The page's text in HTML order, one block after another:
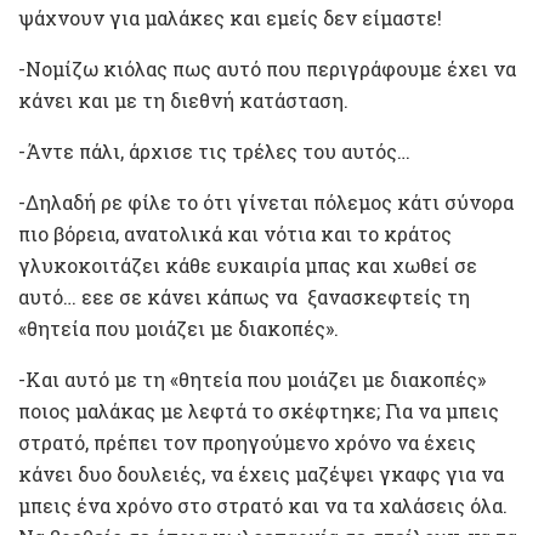
ψάχνουν για μαλάκες και εμείς δεν είμαστε!
-Νομίζω κιόλας πως αυτό που περιγράφουμε έχει να
κάνει και με τη διεθνή κατάσταση.
-Άντε πάλι, άρχισε τις τρέλες του αυτός…
-Δηλαδή ρε φίλε το ότι γίνεται πόλεμος κάτι σύνορα
πιο βόρεια, ανατολικά και νότια και το κράτος
γλυκοκοιτάζει κάθε ευκαιρία μπας και χωθεί σε
αυτό… εεε σε κάνει κάπως να ξανασκεφτείς τη
«θητεία που μοιάζει με διακοπές».
-Και αυτό με τη «θητεία που μοιάζει με διακοπές»
ποιος μαλάκας με λεφτά το σκέφτηκε; Για να μπεις
στρατό, πρέπει τον προηγούμενο χρόνο να έχεις
κάνει δυο δουλειές, να έχεις μαζέψει γκαφς για να
μπεις ένα χρόνο στο στρατό και να τα χαλάσεις όλα.